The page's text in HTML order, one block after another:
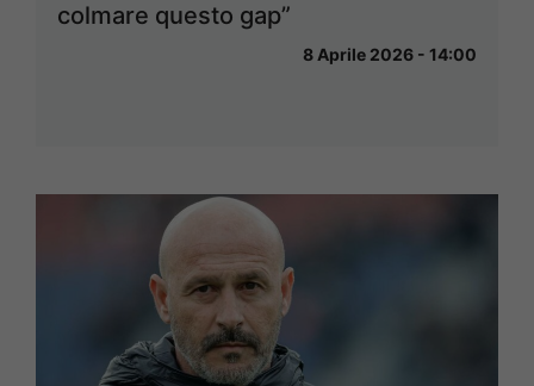
colmare questo gap”
8 Aprile 2026 - 14:00